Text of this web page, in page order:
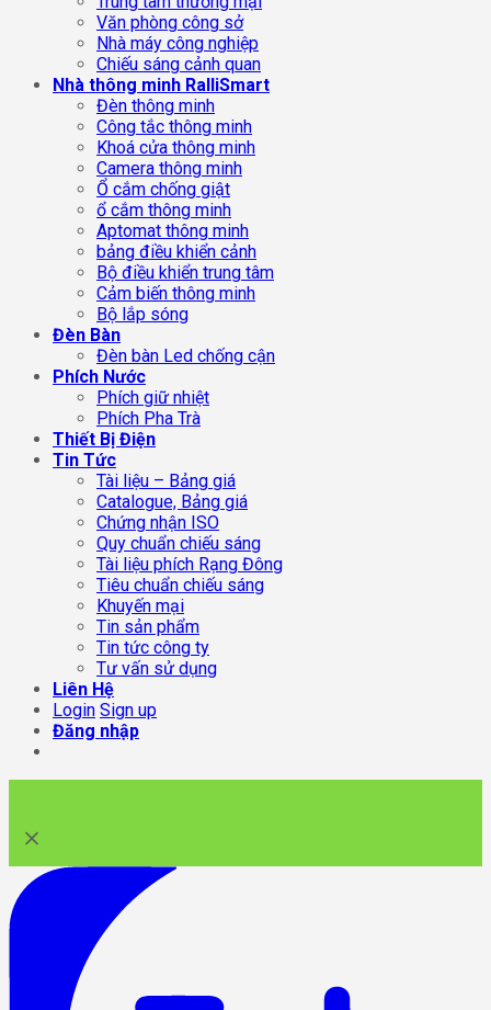
Văn phòng công sở
Nhà máy công nghiệp
Chiếu sáng cảnh quan
Nhà thông minh RalliSmart
Đèn thông minh
Công tắc thông minh
Khoá cửa thông minh
Camera thông minh
Ổ cắm chống giật
ổ cắm thông minh
Aptomat thông minh
bảng điều khiển cảnh
Bộ điều khiển trung tâm
Cảm biến thông minh
Bộ lắp sóng
Đèn Bàn
Đèn bàn Led chống cận
Phích Nước
Phích giữ nhiệt
Phích Pha Trà
Thiết Bị Điện
Tin Tức
Tài liệu – Bảng giá
Catalogue, Bảng giá
Chứng nhận ISO
Quy chuẩn chiếu sáng
Tài liệu phích Rạng Đông
Tiêu chuẩn chiếu sáng
Khuyến mại
Tin sản phẩm
Tin tức công ty
Tư vấn sử dụng
Liên Hệ
Login Sign up
Đăng nhập